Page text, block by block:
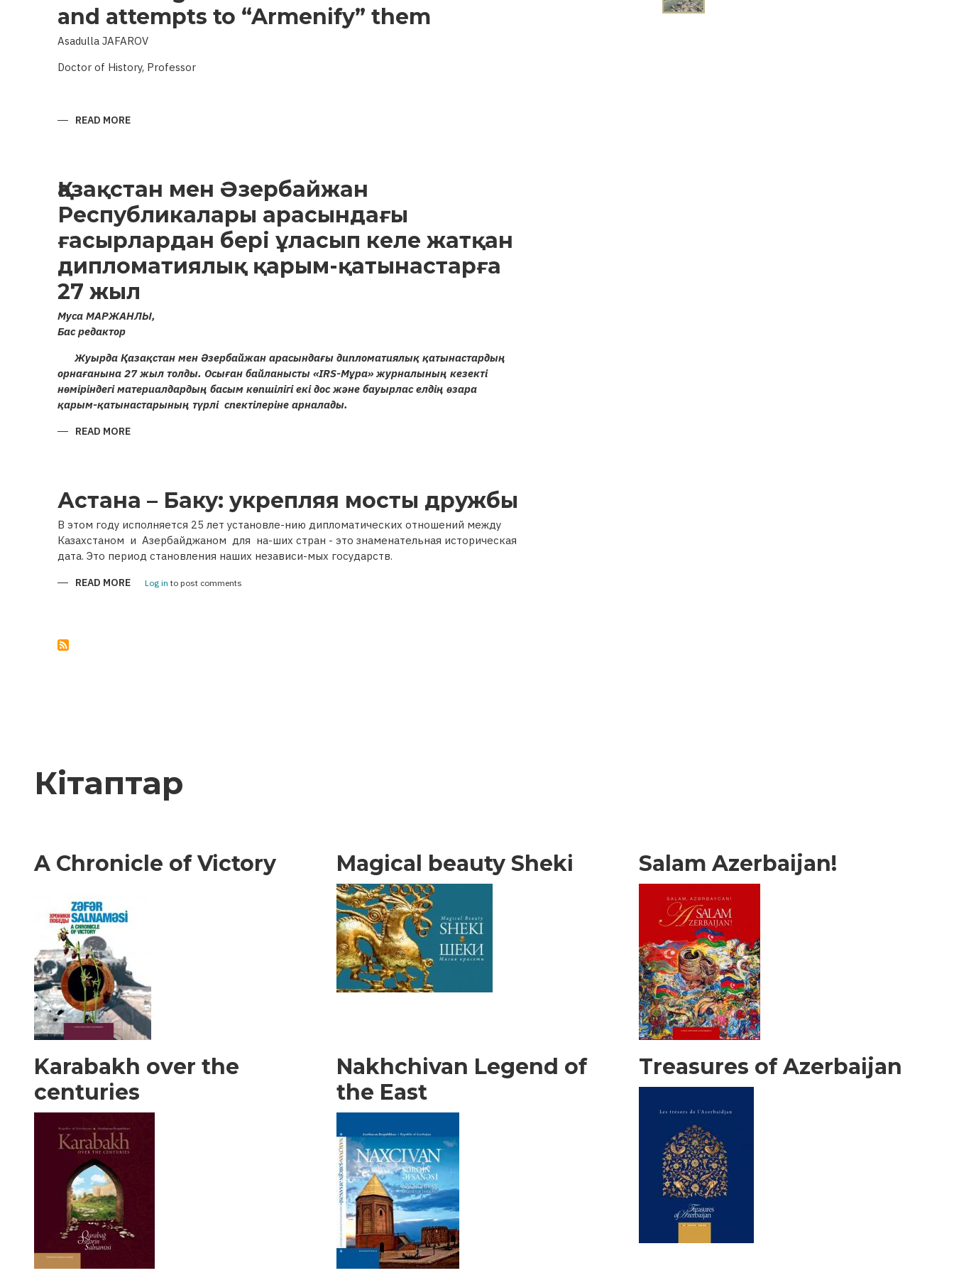
and attempts to “Armenify” them
Asadulla JAFAROV
Doctor of History, Professor
READ MORE
TO
“ARMENIFY”
THEM
Қазақстан мен Әзербайжан
Республикалары арасындағы
ғасырлардан бері ұласып келе жатқан
дипломатиялық қарым-қатынастарға
27 жыл
Муса МАРЖАНЛЫ,
Бас редактор
Жуырда Қазақстан мен Әзербайжан арасындағы дипломатиялық қатынастардың
орнағанына 27 жыл толды. Осыған байланысты «IRS-Мұра» журналының кезекті
нөміріндегі материалдардың басым көпшілігі екі дос және бауырлас елдің өзара
қарым-қатынастарының түрлі спектілеріне арналады.
READ MORE
ҒАСЫРЛАРДАН
БЕРІ
ҰЛАСЫП
КЕЛЕ
ЖАТҚАН
ДИПЛОМАТИЯЛЫҚ
ҚАРЫМ-
ҚАТЫНАСТАРҒА
ЖЫЛ
Астана – Баку: укрепляя мосты дружбы
В этом году исполняется 25 лет установле-нию дипломатических отношений между
Казахстаном и Азербайджаном для на-ших стран - это знаменательная историческая
дата. Это период становления наших независи-мых государств.
READ MORE ABOUT
Log in to post comments
Кітаптар
A Chronicle of Victory Magical beauty Sheki Salam Azerbaijan!
Karabakh over the
centuries
Nakhchivan Legend of
the East
Treasures of Azerbaijan